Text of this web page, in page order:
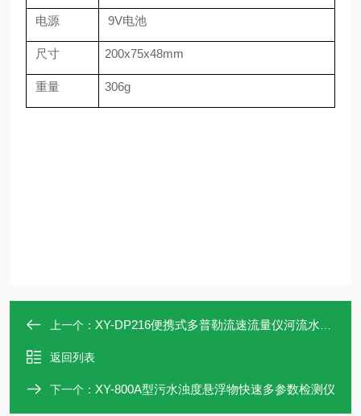
电源 9V电池
尺寸 200x75x48mm
重量 306g
上一个： XY-DP216便携式多普勒流速流量仪河流水位分析
返回列表
下一个： ​XY-800A型污水浊度悬浮物快速多参数检测仪